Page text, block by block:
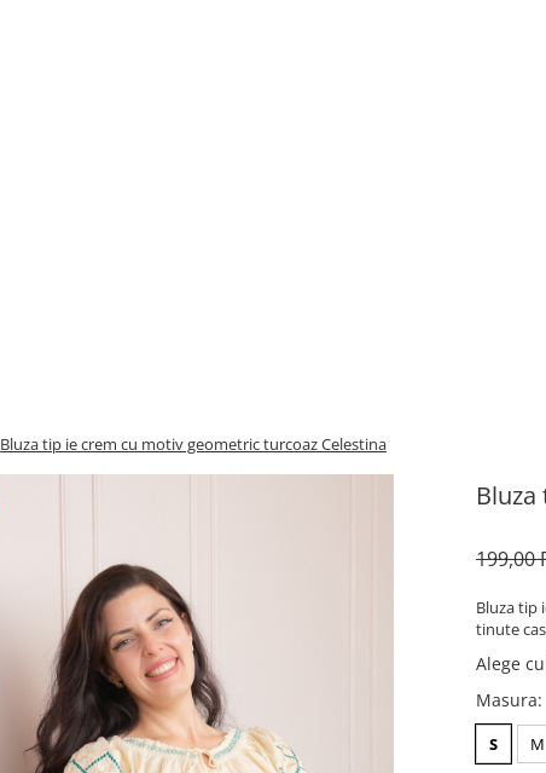
Bluza tip ie crem cu motiv geometric turcoaz Celestina
199,00
Bluza tip
tinute
Alege
Masura:
S M